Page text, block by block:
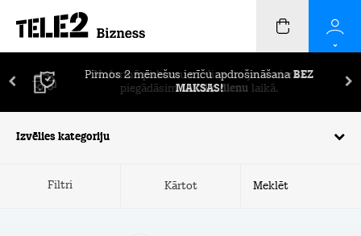
Pirmos 2 mēnešus ierīču apdrošināšanaBEZ
MAKSAS!
Izvēlies kategoriju
Filtri Kārtot